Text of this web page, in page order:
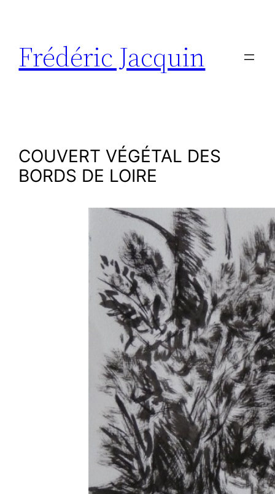
Frédéric Jacquin
COUVERT VÉGÉTAL DES
BORDS DE LOIRE